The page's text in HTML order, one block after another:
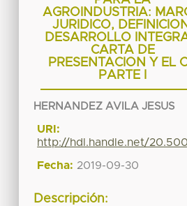
AGROINDUSTRIA:
JURIDICO,
DESARROLLO
CARTA DE
PRESENTACION Y EL
PARTE I
HERNANDEZ AVILA JESUS
URI:
http://hdl.handle.net/
Fecha: 2019-09-30
Descripción: